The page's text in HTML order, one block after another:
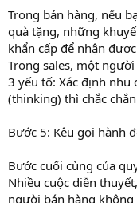
Trong bán hàng, nếu
quà tặng, những
khẩn cấp để nhận
Trong sales, một
3 yếu tố: Xác định nhu
(thinking) thì chắc
Bước 5: Kêu gọi hành
Bước cuối cùng của
Nhiều cuộc diễn
người bán hàng